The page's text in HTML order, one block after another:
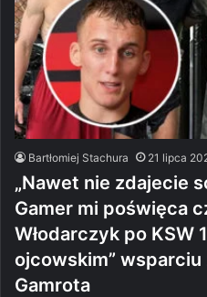
Bartłomiej Stachura 21 lipca
„Nawet nie zdajecie
Gamer mi poświęca
Włodarczyk po KSW
ojcowskim”
Gamrota